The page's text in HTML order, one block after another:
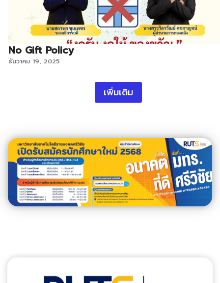
No Gift Policy
ธันวาคม 19, 2025
เพิ่มเติม